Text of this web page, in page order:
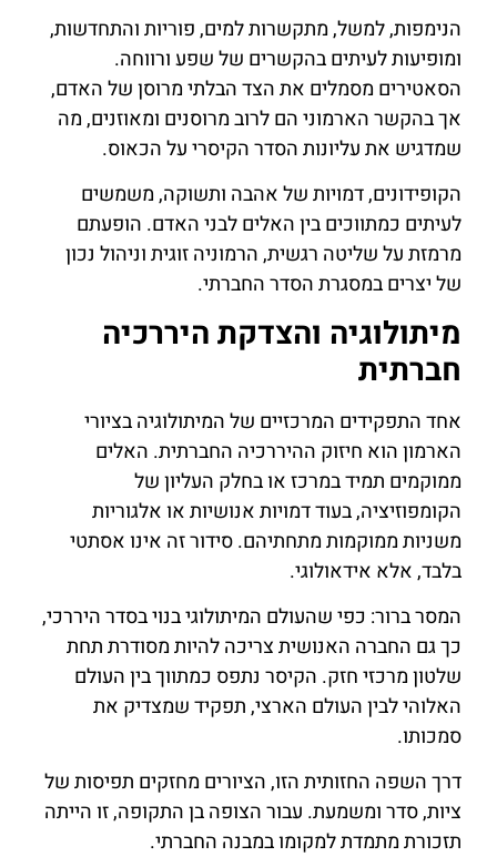
הנימפות, למשל, מתקשרות למים, פוריות והתחדשות,
ומופיעות לעיתים בהקשרים של שפע ורווחה.
הסאטירים מסמלים את הצד הבלתי מרוסן של האדם,
אך בהקשר הארמוני הם לרוב מרוסנים ומאוזנים, מה
שמדגיש את עליונות הסדר הקיסרי על הכאוס.
הקופידונים, דמויות של אהבה ותשוקה, משמשים
לעיתים כמתווכים בין האלים לבני האדם. הופעתם
מרמזת על שליטה רגשית, הרמוניה זוגית וניהול נכון
של יצרים במסגרת הסדר החברתי.
מיתולוגיה והצדקת היררכיה
חברתית
אחד התפקידים המרכזיים של המיתולוגיה בציורי
הארמון הוא חיזוק ההיררכיה החברתית. האלים
ממוקמים תמיד במרכז או בחלק העליון של
הקומפוזיציה, בעוד דמויות אנושיות או אלגוריות
משניות ממוקמות מתחתיהם. סידור זה אינו אסתטי
בלבד, אלא אידאולוגי.
המסר ברור: כפי שהעולם המיתולוגי בנוי בסדר היררכי,
כך גם החברה האנושית צריכה להיות מסודרת תחת
שלטון מרכזי חזק. הקיסר נתפס כמתווך בין העולם
האלוהי לבין העולם הארצי, תפקיד שמצדיק את
סמכותו.
דרך השפה החזותית הזו, הציורים מחזקים תפיסות של
ציות, סדר ומשמעת. עבור הצופה בן התקופה, זו הייתה
תזכורת מתמדת למקומו במבנה החברתי.